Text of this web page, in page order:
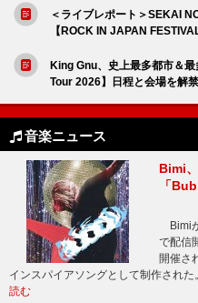
＜ライブレポート＞SEKAI
【ROCK IN JAPAN
King Gnu、史上最多都市＆
Tour 2026】日程と会場を解禁
音楽ニュース
Bimi
「
Bimi
で配信
開催さ
インスパイアソングとして制作され
読む